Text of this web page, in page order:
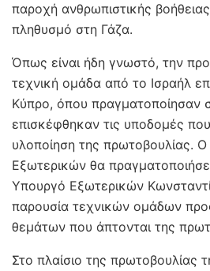
παροχή ανθρωπιστικής
πληθυσμό στη Γάζα.
Όπως είναι ήδη γνωστό, την
τεχνική ομάδα από το Ισραήλ
Κύπρο, όπου πραγματοποίησαν
επισκέφθηκαν τις υποδομές
υλοποίηση της πρωτοβουλίας.
Εξωτερικών θα
Υπουργό Εξωτερικών
παρουσία τεχνικών ομάδων
θεμάτων που άπτονται της
Στο πλαίσιο της πρωτοβουλίας